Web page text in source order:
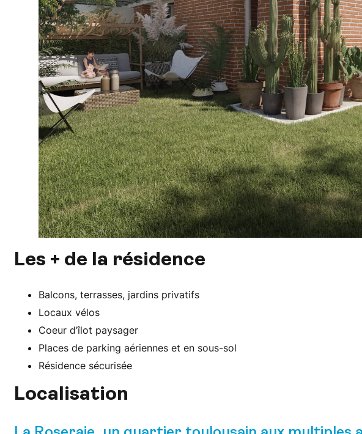
Les + de la résidence
Balcons, terrasses, jardins privatifs
Locaux vélos
Coeur d’îlot paysager
Places de parking aériennes et en sous-sol
Résidence sécurisée
Localisation